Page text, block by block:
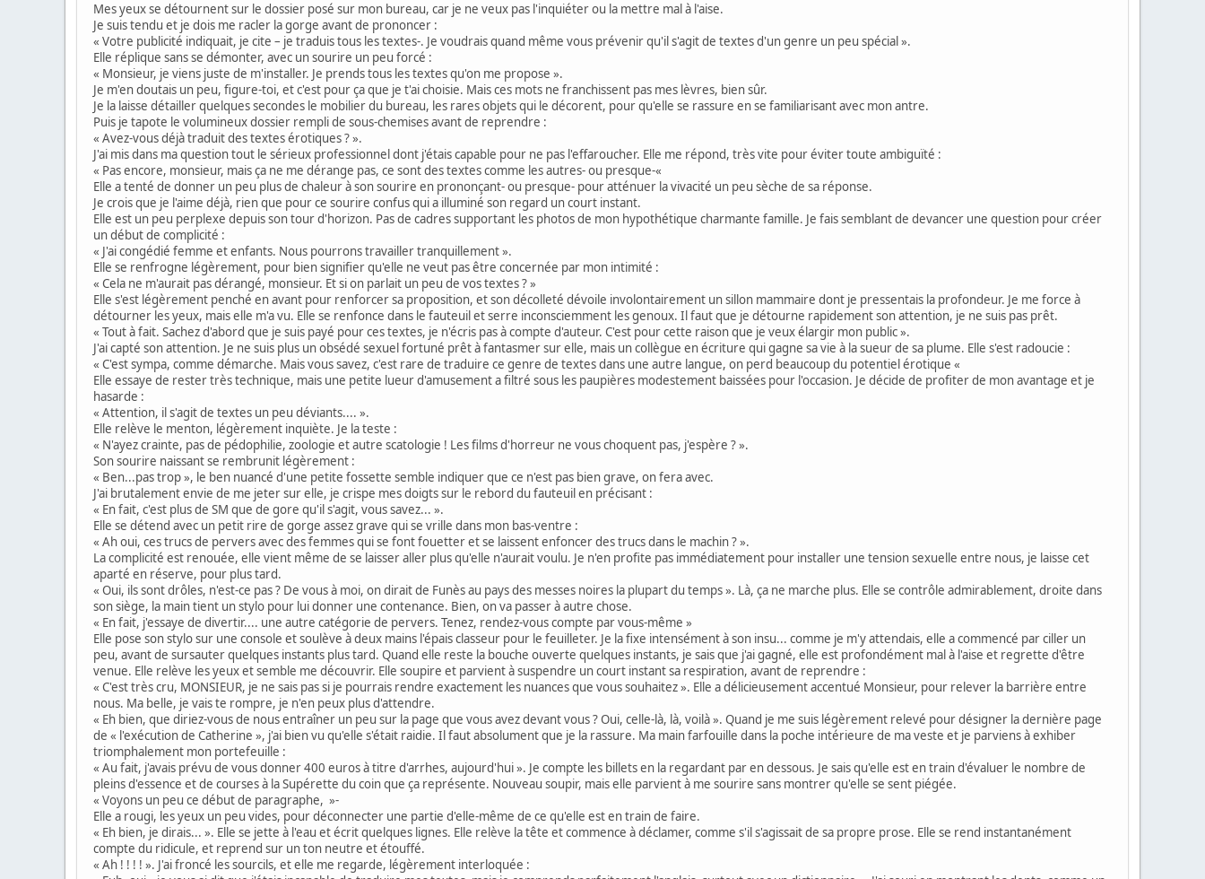
Mes yeux se détournent sur le dossier posé sur mon bureau, car je ne veux pas l'inquiéter ou la mettre mal à l'aise.
Je suis tendu et je dois me racler la gorge avant de prononcer :
« Votre publicité indiquait, je cite – je traduis tous les textes-. Je voudrais quand même vous prévenir qu'il s'agit de textes d'un genre un peu spécial ».
Elle réplique sans se démonter, avec un sourire un peu forcé :
« Monsieur, je viens juste de m'installer. Je prends tous les textes qu'on me propose ».
Je m'en doutais un peu, figure-toi, et c'est pour ça que je t'ai choisie. Mais ces mots ne franchissent pas mes lèvres, bien sûr.
Je la laisse détailler quelques secondes le mobilier du bureau, les rares objets qui le décorent, pour qu'elle se rassure en se familiarisant avec mon antre.
Puis je tapote le volumineux dossier rempli de sous-chemises avant de reprendre :
« Avez-vous déjà traduit des textes érotiques ? ».
J'ai mis dans ma question tout le sérieux professionnel dont j'étais capable pour ne pas l'effaroucher. Elle me répond, très vite pour éviter toute ambiguïté :
« Pas encore, monsieur, mais ça ne me dérange pas, ce sont des textes comme les autres- ou presque-«
Elle a tenté de donner un peu plus de chaleur à son sourire en prononçant- ou presque- pour atténuer la vivacité un peu sèche de sa réponse.
Je crois que je l'aime déjà, rien que pour ce sourire confus qui a illuminé son regard un court instant.
Elle est un peu perplexe depuis son tour d'horizon. Pas de cadres supportant les photos de mon hypothétique charmante famille. Je fais semblant de devancer une question pour créer
un début de complicité :
« J'ai congédié femme et enfants. Nous pourrons travailler tranquillement ».
Elle se renfrogne légèrement, pour bien signifier qu'elle ne veut pas être concernée par mon intimité :
« Cela ne m'aurait pas dérangé, monsieur. Et si on parlait un peu de vos textes ? »
Elle s'est légèrement penché en avant pour renforcer sa proposition, et son décolleté dévoile involontairement un sillon mammaire dont je pressentais la profondeur. Je me force à
détourner les yeux, mais elle m'a vu. Elle se renfonce dans le fauteuil et serre inconsciemment les genoux. Il faut que je détourne rapidement son attention, je ne suis pas prêt.
« Tout à fait. Sachez d'abord que je suis payé pour ces textes, je n'écris pas à compte d'auteur. C'est pour cette raison que je veux élargir mon public ».
J'ai capté son attention. Je ne suis plus un obsédé sexuel fortuné prêt à fantasmer sur elle, mais un collègue en écriture qui gagne sa vie à la sueur de sa plume. Elle s'est radoucie :
« C'est sympa, comme démarche. Mais vous savez, c'est rare de traduire ce genre de textes dans une autre langue, on perd beaucoup du potentiel érotique «
Elle essaye de rester très technique, mais une petite lueur d'amusement a filtré sous les paupières modestement baissées pour l'occasion. Je décide de profiter de mon avantage et je
hasarde :
« Attention, il s'agit de textes un peu déviants.... ».
Elle relève le menton, légèrement inquiète. Je la teste :
« N'ayez crainte, pas de pédophilie, zoologie et autre scatologie ! Les films d'horreur ne vous choquent pas, j'espère ? ».
Son sourire naissant se rembrunit légèrement :
« Ben...pas trop », le ben nuancé d'une petite fossette semble indiquer que ce n'est pas bien grave, on fera avec.
J'ai brutalement envie de me jeter sur elle, je crispe mes doigts sur le rebord du fauteuil en précisant :
« En fait, c'est plus de SM que de gore qu'il s'agit, vous savez... ».
Elle se détend avec un petit rire de gorge assez grave qui se vrille dans mon bas-ventre :
« Ah oui, ces trucs de pervers avec des femmes qui se font fouetter et se laissent enfoncer des trucs dans le machin ? ».
La complicité est renouée, elle vient même de se laisser aller plus qu'elle n'aurait voulu. Je n'en profite pas immédiatement pour installer une tension sexuelle entre nous, je laisse cet
aparté en réserve, pour plus tard.
« Oui, ils sont drôles, n'est-ce pas ? De vous à moi, on dirait de Funès au pays des messes noires la plupart du temps ». Là, ça ne marche plus. Elle se contrôle admirablement, droite dans
son siège, la main tient un stylo pour lui donner une contenance. Bien, on va passer à autre chose.
« En fait, j'essaye de divertir.... une autre catégorie de pervers. Tenez, rendez-vous compte par vous-même »
Elle pose son stylo sur une console et soulève à deux mains l'épais classeur pour le feuilleter. Je la fixe intensément à son insu... comme je m'y attendais, elle a commencé par ciller un
peu, avant de sursauter quelques instants plus tard. Quand elle reste la bouche ouverte quelques instants, je sais que j'ai gagné, elle est profondément mal à l'aise et regrette d'être
venue. Elle relève les yeux et semble me découvrir. Elle soupire et parvient à suspendre un court instant sa respiration, avant de reprendre :
« C'est très cru, MONSIEUR, je ne sais pas si je pourrais rendre exactement les nuances que vous souhaitez ». Elle a délicieusement accentué Monsieur, pour relever la barrière entre
nous. Ma belle, je vais te rompre, je n'en peux plus d'attendre.
« Eh bien, que diriez-vous de nous entraîner un peu sur la page que vous avez devant vous ? Oui, celle-là, là, voilà ». Quand je me suis légèrement relevé pour désigner la dernière page
de « l'exécution de Catherine », j'ai bien vu qu'elle s'était raidie. Il faut absolument que je la rassure. Ma main farfouille dans la poche intérieure de ma veste et je parviens à exhiber
triomphalement mon portefeuille :
« Au fait, j'avais prévu de vous donner 400 euros à titre d'arrhes, aujourd'hui ». Je compte les billets en la regardant par en dessous. Je sais qu'elle est en train d'évaluer le nombre de
pleins d'essence et de courses à la Supérette du coin que ça représente. Nouveau soupir, mais elle parvient à me sourire sans montrer qu'elle se sent piégée.
« Voyons un peu ce début de paragraphe, »-
Elle a rougi, les yeux un peu vides, pour déconnecter une partie d'elle-même de ce qu'elle est en train de faire.
« Eh bien, je dirais... ». Elle se jette à l'eau et écrit quelques lignes. Elle relève la tête et commence à déclamer, comme s'il s'agissait de sa propre prose. Elle se rend instantanément
compte du ridicule, et reprend sur un ton neutre et étouffé.
« Ah ! ! ! ! ». J'ai froncé les sourcils, et elle me regarde, légèrement interloquée :